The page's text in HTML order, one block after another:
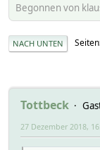
Begonnen von
NACH UNTEN Seiten
Tottbeck
27 Dezember 2018,